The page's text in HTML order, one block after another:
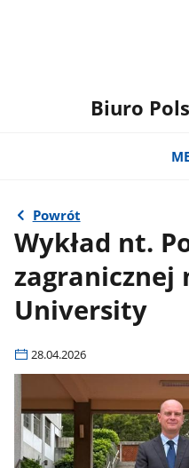
Biuro
Powrót
Wykład nt.
zagranicznej
University
28.04.2026